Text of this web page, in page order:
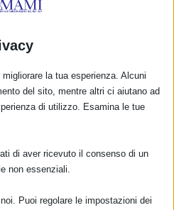
Italia impreparata
la tua esperienza. Alcuni
del sito, mentre altri ci aiutano ad
di utilizzo. Esamina le tue
di aver ricevuto il consenso di un
non essenziali.
Puoi regolare le impostazioni dei